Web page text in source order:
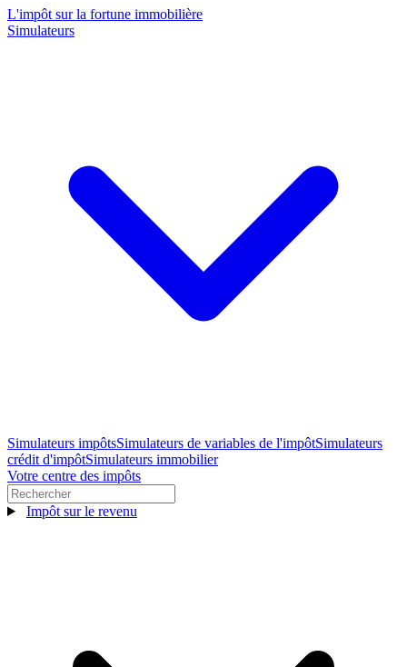
L'impôt sur la fortune immobilière
Simulateurs
Simulateurs impôtsSimulateurs de variables de l'impôtSimulateurs
crédit d'impôtSimulateurs immobilier
Votre centre des impôts
Impôt sur le revenu